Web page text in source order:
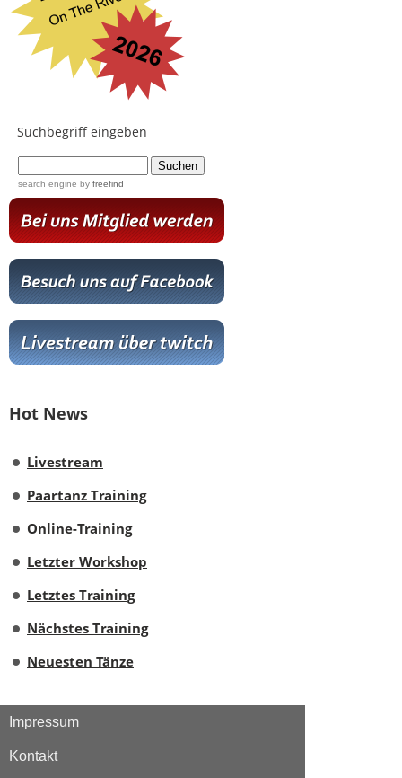
Suchbegriff eingeben
search engine by freefind
Hot News
Livestream
Paartanz Training
Online-Training
Letzter Workshop
Letztes Training
Nächstes Training
Neuesten Tänze
Impressum
Kontakt